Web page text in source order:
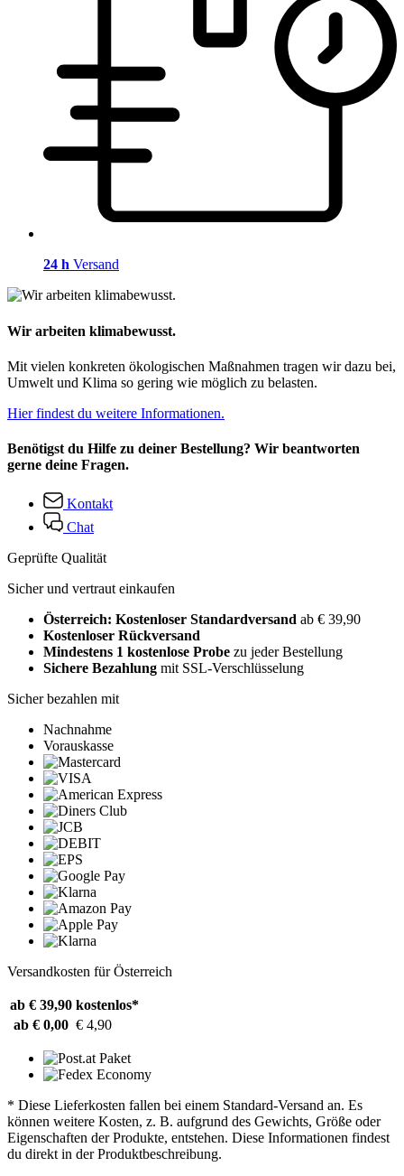
24 h Versand
Wir arbeiten klimabewusst.
Mit vielen konkreten ökologischen Maßnahmen tragen wir dazu bei,
Umwelt und Klima so gering wie möglich zu belasten.
Hier findest du weitere Informationen.
Benötigst du Hilfe zu deiner Bestellung? Wir beantworten
gerne deine Fragen.
Kontakt
Chat
Geprüfte Qualität
Sicher und vertraut einkaufen
Österreich: Kostenloser Standardversand ab € 39,90
Kostenloser Rückversand
Mindestens 1 kostenlose Probe zu jeder Bestellung
Sichere Bezahlung mit SSL-Verschlüsselung
Sicher bezahlen mit
Nachnahme
Vorauskasse
Versandkosten für Österreich
ab € 39,90 kostenlos*
ab € 0,00 € 4,90
* Diese Lieferkosten fallen bei einem Standard-Versand an. Es
können weitere Kosten, z. B. aufgrund des Gewichts, Größe oder
Eigenschaften der Produkte, entstehen. Diese Informationen findest
du direkt in der Produktbeschreibung.